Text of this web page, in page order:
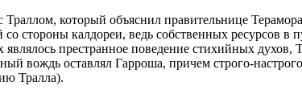
который объяснил правительнице
стороны калдореи, ведь собственных ресурсов
престранное поведение стихийных
вождь оставлял Гарроша, причем строго-
Тралла).